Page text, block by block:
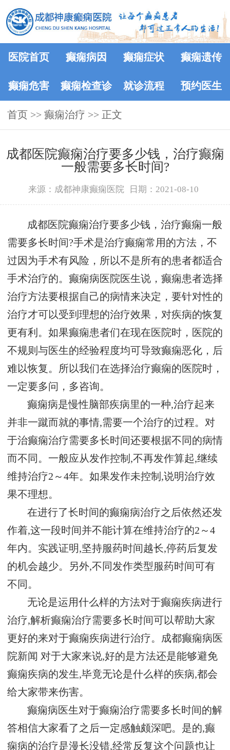
医院首页 癫痫病因 癫痫症状 癫痫遗传
癫痫危害 癫痫检查诊
断
就诊流程 预约医生
首页 >> 癫痫治疗 >> 正文
​成都医院癫痫治疗要多少钱，治疗癫痫
一般需要多长时间?
来源：成都神康癫痫医院 日期：2021-08-10
成都医院癫痫治疗要多少钱，治疗癫痫一般
需要多长时间?手术是治疗癫痫常用的方法，不
过因为手术有风险，所以不是所有的患者都适合
手术治疗的。癫痫病医院医生说，癫痫患者选择
治疗方法要根据自己的病情来决定，要针对性的
治疗才可以受到理想的治疗效果，对疾病的恢复
更有利。如果癫痫患者们在现在医院时，医院的
不规则与医生的经验程度均可导致癫痫恶化，后
难以恢复。所以我们在选择治疗癫痫的医院时，
一定要多问，多咨询。
癫痫病是慢性脑部疾病里的一种,治疗起来
并非一蹴而就的事情,需要一个治疗的过程。对
于治癫痫治疗需要多长时间还要根据不同的病情
而不同。一般应从发作控制,不再发作算起,继续
维持治疗2～4年。如果发作未控制,说明治疗效
果不理想。
在进行了长时间的癫痫病治疗之后依然还发
作着,这一段时间并不能计算在维持治疗的2～4
年内。实践证明,坚持服药时间越长,停药后复发
的机会越少。另外,不同发作类型服药时间可有
不同。
无论是运用什么样的方法对于癫痫疾病进行
治疗,解析癫痫治疗需要多长时间可以帮助大家
更好的来对于癫痫疾病进行治疗。 成都癫痫病医
院新闻 对于大家来说,好的是方法还是能够避免
癫痫疾病的发生,毕竟无论是什么样的疾病,都会
给大家带来伤害。
癫痫病医生对于癫痫治疗需要多长时间的解
答相信大家看了之后一定感触颇深吧。是的,癫
痫病的治疗是漫长没错,经常反复这个问题也让